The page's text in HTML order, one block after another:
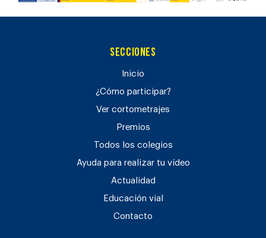
Secciones
Inicio
¿Cómo participar?
Ver cortometrajes
Premios
Todos los colegios
Ayuda para realizar tu vídeo
Actualidad
Educación vial
Contacto